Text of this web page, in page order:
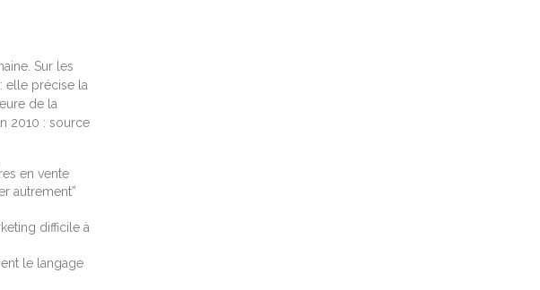
Sur les
elle précise la
de la
2010 : source
en vente
autrement”
difficile à
le langage